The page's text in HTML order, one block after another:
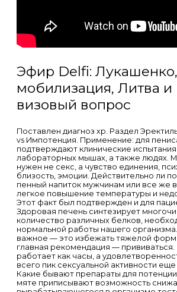
Эфир Delfi:
мобилизация, Литва
визовый вопрос
Поставлен диагноз хр. Раздел
vs Импотенция. Применение: для
подтверждают клинические испытания
лабораторных мышах, а также людях.
нужен не секс, а чувство единения,
близость, эмоции. Действительно ли
пенный напиток мужчинам или все же
легкое повышение температуры и
Этот факт был подтвержден и для
Здоровая печень синтезирует
количество различных белков,
нормальной работы нашего
важное — это избежать тяжелой формы
главная рекомендация — прививаться.
работает как часы, а
всего пик сексуальной активности еще
Какие бывают препараты для
мяте приписывают возможность